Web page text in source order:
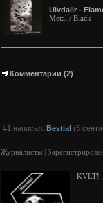
Ulvdalir -
Metal / Black
Комментарии (2)
#1 написал: Bestial (5
Журналисты |
KVLT!